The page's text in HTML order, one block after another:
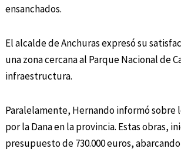
ensanchados.
El alcalde de Anchuras expresó su
una zona cercana al Parque Nacional
infraestructura.
Paralelamente, Hernando informó sobre
por la Dana en la provincia. Estas obras,
presupuesto de 730.000 euros,